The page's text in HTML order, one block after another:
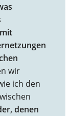
wir
ich den
denen